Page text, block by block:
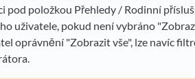
pod položkou Přehledy / Rodinní
uživatele, pokud není vybráno
oprávnění "Zobrazit vše", lze navíc